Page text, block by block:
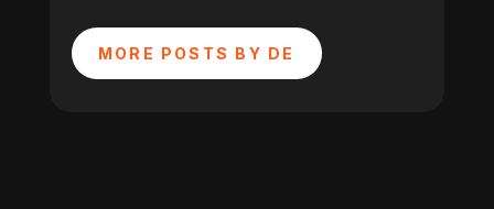
MORE POSTS BY DE